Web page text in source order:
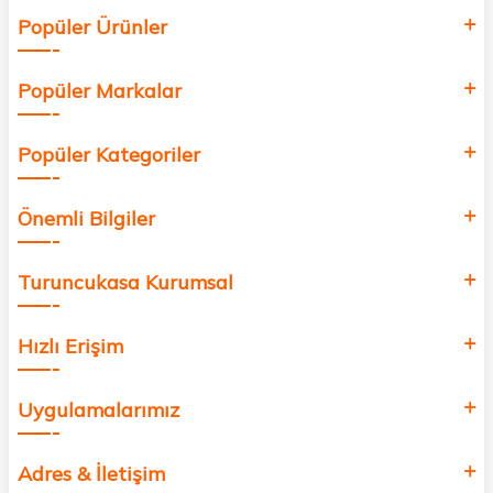
değer katmak için bize katılın!
Popüler Ürünler
Popüler Markalar
Popüler Kategoriler
Önemli Bilgiler
Turuncukasa Kurumsal
Hızlı Erişim
Uygulamalarımız
Adres & İletişim